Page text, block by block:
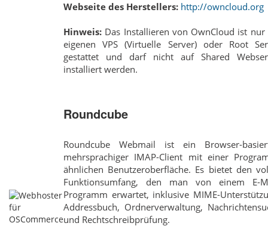
Webseite des Herstellers: http://owncloud.org
Hinweis: Das Installieren von OwnCloud ist nur
eigenen VPS (Virtuelle Server) oder Root
gestattet und darf nicht auf Shared
installiert werden.
Roundcube
Roundcube Webmail ist ein Browser-
mehrsprachiger IMAP-Client mit einer
ähnlichen Benutzeroberfläche. Es bietet den
Funktionsumfang, den man von einem E-
Programm erwartet, inklusive MIME-
Addressbuch, Ordnerverwaltung,
und Rechtschreibprüfung.